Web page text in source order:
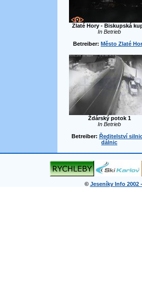
Zlaté Hory - Biskupská
In Betrieb
Betreiber: Město Zlaté
Ždárský potok 1
In Betrieb
Betreiber: Ředitelství
dálnic
© Jeseníky Info 2002